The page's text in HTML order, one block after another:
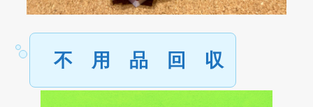
不 用 品 回 収